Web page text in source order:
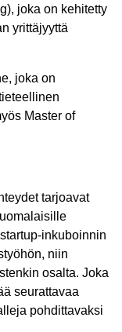
joka on kehitetty
yrittäjyyttä
joka on
Master of
tarjoavat
inkuboinnin
niin
osalta. Joka
seurattavaa
pohdittavaksi